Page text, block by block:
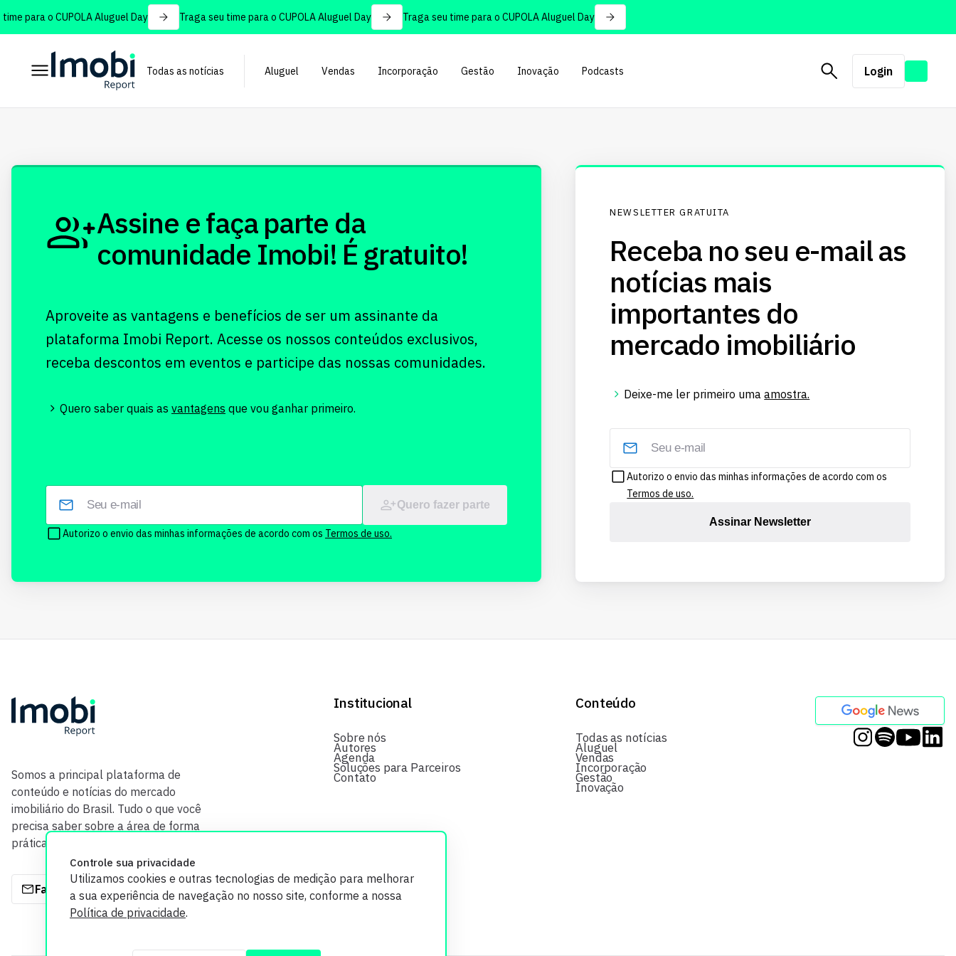
para o CUPOLA Aluguel Day Traga seu time para o CUPOLA Aluguel Day Traga seu time para o CUPOLA Aluguel Day
Todas as notícias Aluguel Vendas Incorporação Gestão Inovação Podcasts Login
Controle sua privacidade
Utilizamos cookies e outras tecnologias de medição para melhorar
a sua experiência de navegação no nosso site, conforme a nossa
Política de privacidade.
Assine e faça parte da
comunidade Imobi! É gratuito!
Aproveite as vantagens e benefícios de ser um assinante da
plataforma Imobi Report. Acesse os nossos conteúdos exclusivos,
receba descontos em eventos e participe das nossas comunidades.
Quero saber quais as vantagens que vou ganhar primeiro.
Quero fazer parte
Autorizo o envio das minhas informações de acordo com os Termos de uso.
NEWSLETTER GRATUITA
Receba no seu e-mail as
notícias mais
importantes do
mercado imobiliário
Deixe-me ler primeiro umaamostra.
Autorizo o envio das minhas informações de acordo com os
Termos de uso.
Assinar Newsletter
Somos a principal plataforma de
conteúdo e notícias do mercado
imobiliário do Brasil. Tudo o que você
precisa saber sobre a área de forma
prática e com credibilidade.
Fale com a gente
Institucional
Sobre nós
Autores
Agenda
Soluções para Parceiros
Contato
Conteúdo
Todas as notícias
Aluguel
Vendas
Incorporação
Gestão
Inovação